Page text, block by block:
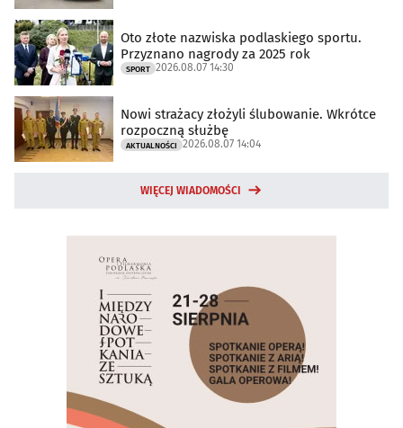
Oto złote nazwiska podlaskiego sportu.
Przyznano nagrody za 2025 rok
SPORT 2026.08.07 14:30
Nowi strażacy złożyli ślubowanie. Wkrótce
rozpoczną służbę
AKTUALNOŚCI 2026.08.07 14:04
WIĘCEJ WIADOMOŚCI